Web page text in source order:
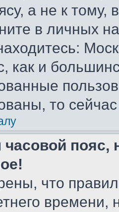
а не к тому,
в личных
как и
то
пояс,
что